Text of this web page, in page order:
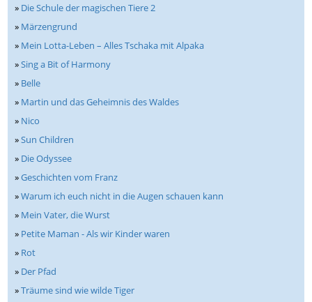
» Die Schule der magischen Tiere 2
» Märzengrund
» Mein Lotta-Leben – Alles Tschaka mit Alpaka
»Sing a Bit of Harmony
» Belle
» Martin und das Geheimnis des Waldes
» Nico
»Sun Children
» Die Odyssee
»Geschichten vom Franz
»Warum ich euch nicht in die Augen schauen kann
» Mein Vater, die Wurst
» Petite Maman - Als wir Kinder waren
» Rot
» Der Pfad
»Träume sind wie wilde Tiger